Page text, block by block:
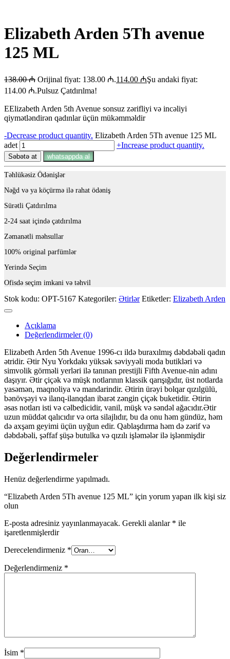
Elizabeth Arden 5Th avenue
125 ML
138.00₼ Orijinal fiyat: 138.00 ₼.114.00 ₼Şu andaki fiyat:
114.00 ₼.Pulsuz Çatdırılma!
EElizabeth Arden 5th Avenue sonsuz zərifliyi və incəliyi
qiymətləndirən qadınlar üçün mükəmməldir
-Decrease product quantity. Elizabeth Arden 5Th avenue 125 ML
adet
+Increase product quantity.
Səbətə at whatsappda al
Təhlükəsiz Ödənişlər
Nəğd və ya köçürmə ilə rahat ödəniş
Sürətli Çatdırılma
2-24 saat içində çatdırılma
Zəmanətli məhsullar
100% original parfümlər
Yerində Seçim
Ofisdə seçim imkani və təhvil
Stok kodu: OPT-5167 Kategoriler: Ətirlər Etiketler: Elizabeth Arden
Açıklama
Değerlendirmeler (0)
Elizabeth Arden 5th Avenue 1996-cı ildə buraxılmış dəbdəbəli qadın
ətridir. Ətir Nyu Yorkdakı yüksək səviyyəli moda butikləri və
simvolik görməli yerləri ilə tanınan prestijli Fifth Avenue-nin adını
daşıyır. Ətir çiçək və müşk notlarının klassik qarışığıdır, üst notlarda
yasəmən, maqnoliya və mandarindir. Ətirin ürəyi bolqar qızılgülü,
bənövşəyi və ilanq-ilanqdan ibarət zəngin çiçək buketidir. Ətirin
əsas notları isti və cəlbedicidir, vanil, müşk və səndəl ağacıdır.Ətir
uzun müddət qalıcıdır və orta silajlıdır, bu da onu həm gündüz, həm
də axşam geyimi üçün uyğun edir. Qablaşdırma həm də zərif və
dəbdəbəli, şəffaf şüşə butulka və qızılı işləmələr ilə işlənmişdir
Değerlendirmeler
Henüz değerlendirme yapılmadı.
“Elizabeth Arden 5Th avenue 125 ML” için yorum yapan ilk kişi siz
olun
E-posta adresiniz yayınlanmayacak. Gerekli alanlar * ile
işaretlenmişlerdir
Derecelendirmeniz *
Değerlendirmeniz *
İsim *